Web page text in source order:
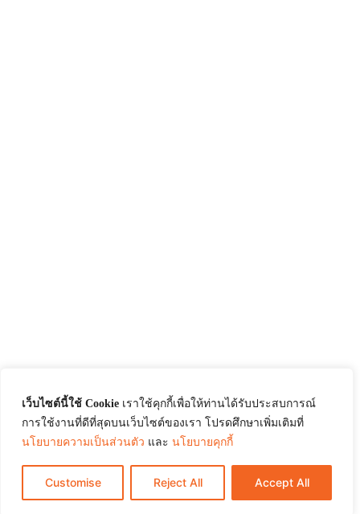
เว็บไซต์นี้ใช้ Cookie เราใช้คุกกี้เพื่อให้ท่านได้รับประสบการณ์
การใช้งานที่ดีที่สุดบนเว็บไซต์ของเรา โปรดศึกษาเพิ่มเติมที่
นโยบายความเป็นส่วนตัว และ นโยบายคุกกี้
Customise Reject All Accept All